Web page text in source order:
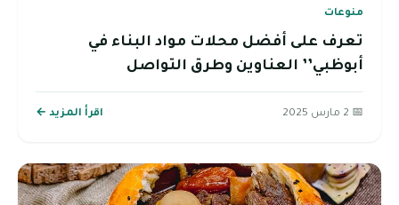
منوعات
تعرف على أفضل محلات مواد البناء في
أبوظبي’’ العناوين وطرق التواصل
📅 2 مارس 2025 اقرأ المزيد ←